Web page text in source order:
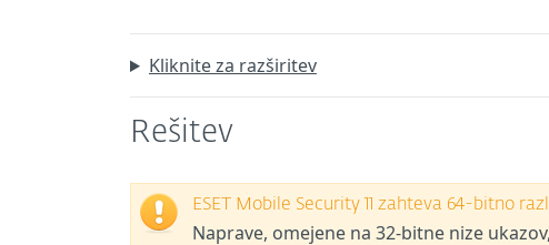
Kliknite za razširitev
Rešitev
ESET Mobile Security 11 zahteva 64-bitno
Naprave, omejene na 32-bitne nize